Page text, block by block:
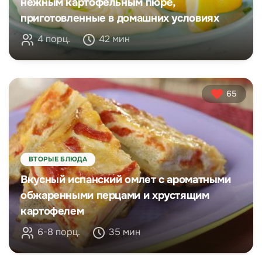
приготовленные в домашних условиях
4 порц. 42 мин
65
ВТОРЫЕ БЛЮДА
Вкусный испанский омлет с ароматными
обжаренными перцами и хрустящим
картофелем
6-8 порц. 35 мин